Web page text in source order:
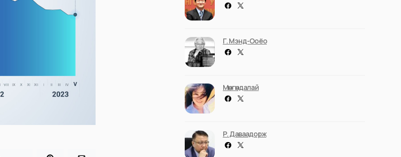
Г. Мэнд-Ооёо
Мөнгөндалай
Р. Даваадорж